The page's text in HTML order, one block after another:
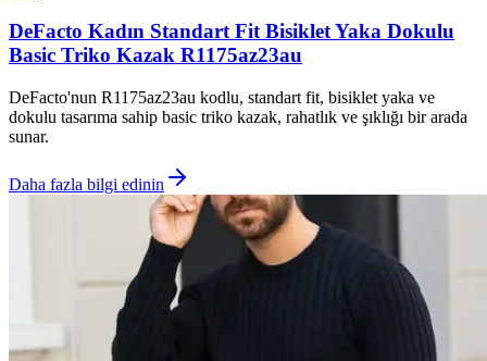
DeFacto Kadın Standart Fit Bisiklet Yaka Dokulu
Basic Triko Kazak R1175az23au
DeFacto'nun R1175az23au kodlu, standart fit, bisiklet yaka ve
dokulu tasarıma sahip basic triko kazak, rahatlık ve şıklığı bir arada
sunar.
Daha fazla bilgi edinin